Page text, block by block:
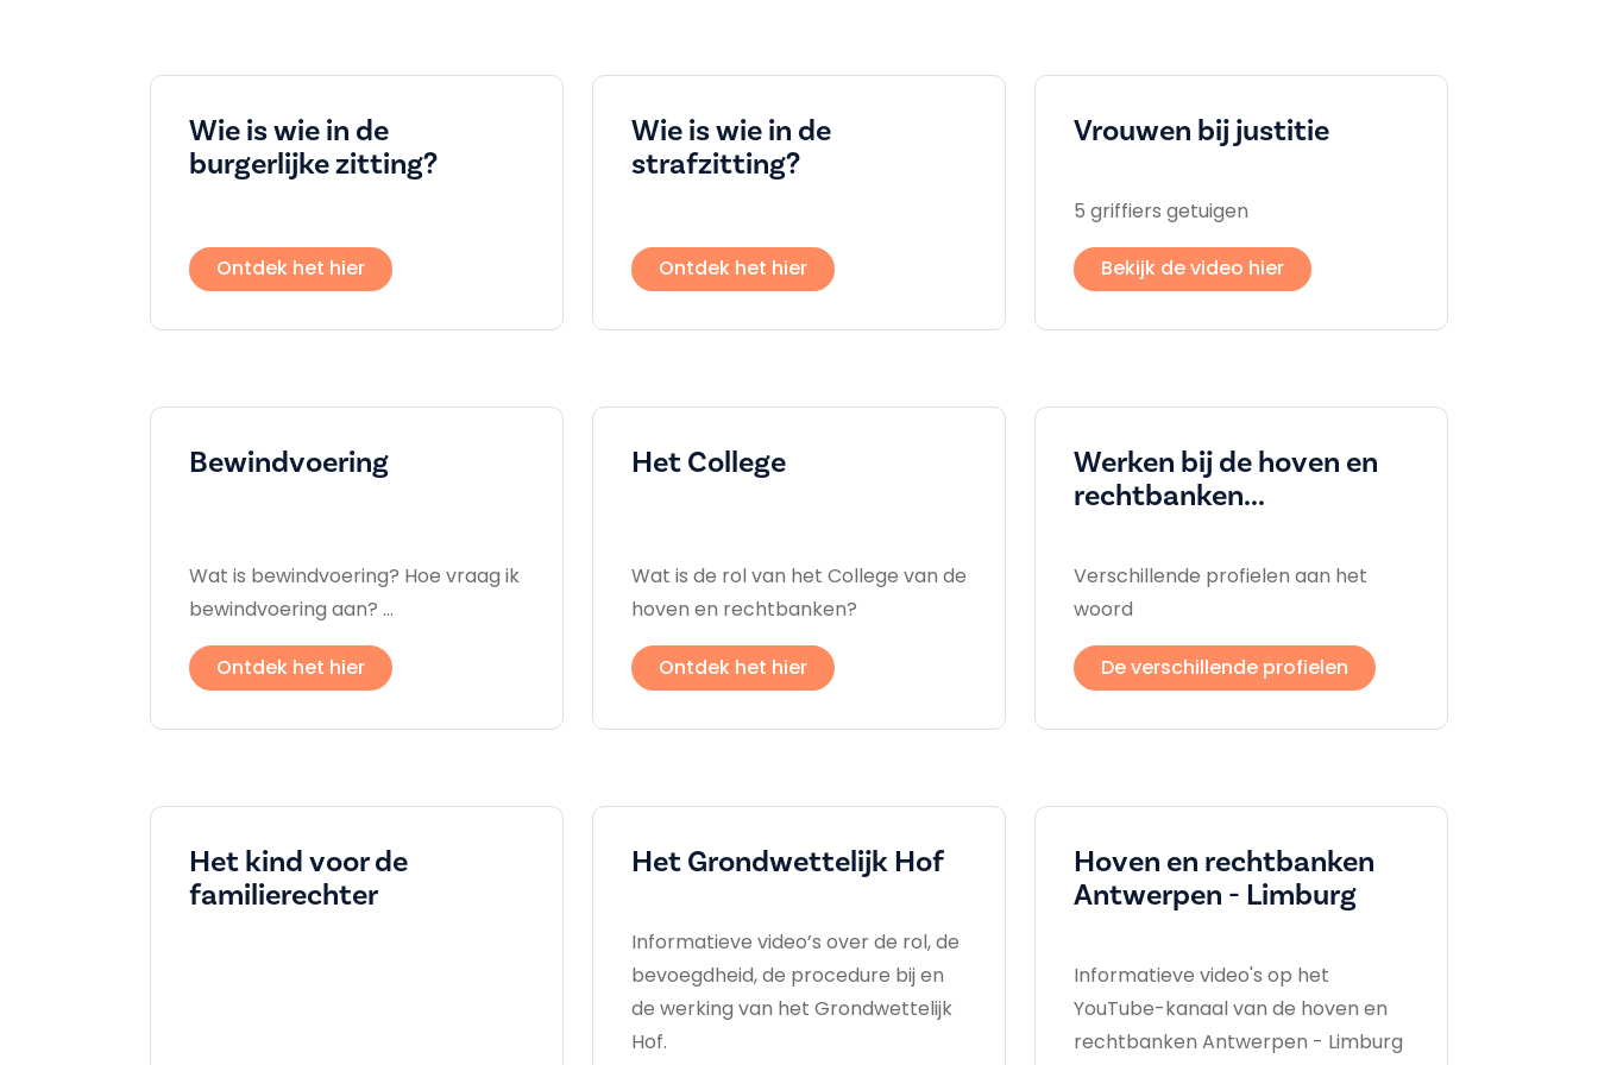
Wie is wie in de
burgerlijke zitting?
Ontdek het hier
Wie is wie in de
strafzitting?
Ontdek het hier
Vrouwen bij justitie
5 griffiers getuigen
Bekijk de video hier
Bewindvoering
Wat is bewindvoering? Hoe vraag ik
bewindvoering aan? ...
Ontdek het hier
Het College
Wat is de rol van het College van de
hoven en rechtbanken?
Ontdek het hier
Werken bij de hoven en
rechtbanken...
Verschillende profielen aan het
woord
De verschillende profielen
Het kind voor de
familierechter
Het Grondwettelijk Hof
Informatieve video’s over de rol, de
bevoegdheid, de procedure bij en
de werking van het Grondwettelijk
Hof.
Hoven en rechtbanken
Antwerpen - Limburg
Informatieve video's op het
YouTube-kanaal van de hoven en
rechtbanken Antwerpen - Limburg